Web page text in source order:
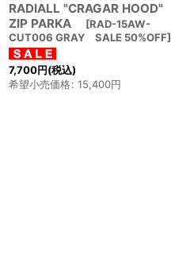
RADIALL "CRAGAR HOOD"
ZIP PARKA
[RAD-15AW-
CUT006 GRAY SALE 50%OFF]
7,700円(税込)
希望小売価格: 15,400円